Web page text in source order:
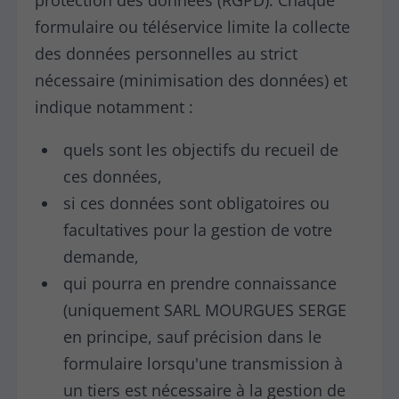
formulaire ou téléservice limite la collecte
des données personnelles au strict
nécessaire (minimisation des données) et
indique notamment :
quels sont les objectifs du recueil de
ces données,
si ces données sont obligatoires ou
facultatives pour la gestion de votre
demande,
qui pourra en prendre connaissance
(uniquement SARL MOURGUES SERGE
en principe, sauf précision dans le
formulaire lorsqu'une transmission à
un tiers est nécessaire à la gestion de